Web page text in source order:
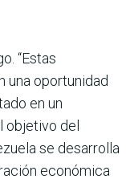
“Estas
una oportunidad
en un
objetivo del
se desarrolla
económica